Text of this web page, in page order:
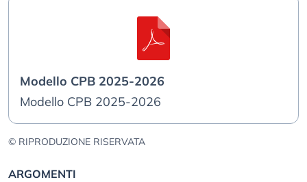
Modello CPB 2025-2026
Modello CPB 2025-2026
© RIPRODUZIONE RISERVATA
ARGOMENTI